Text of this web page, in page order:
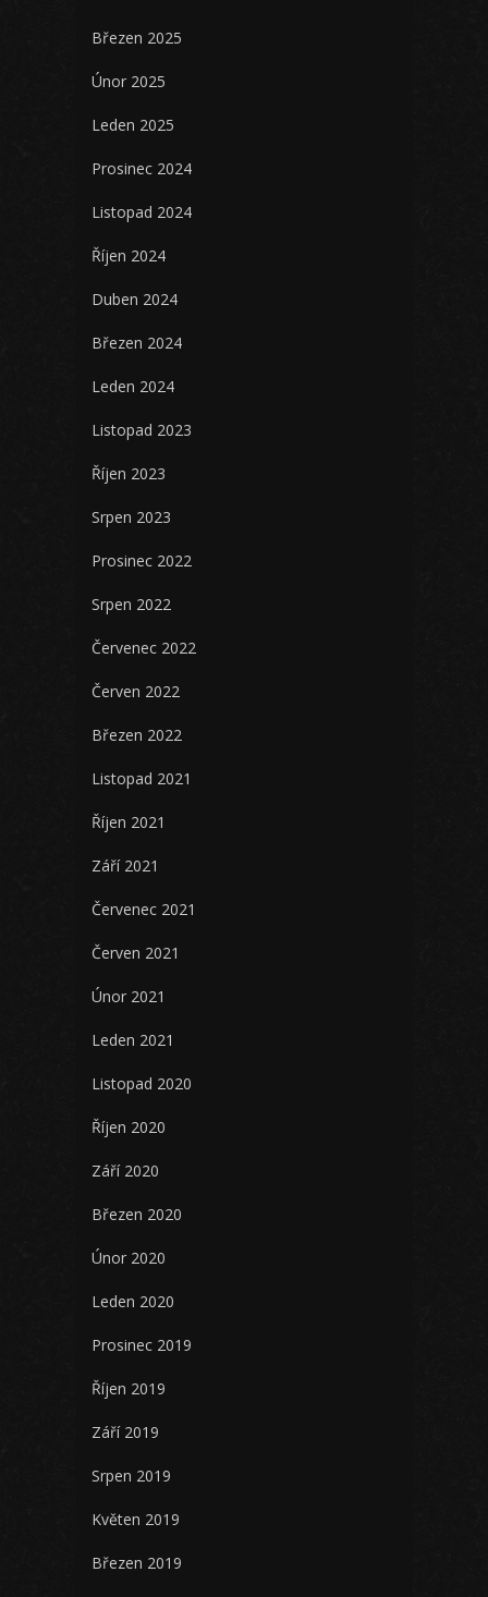
Březen 2025
Únor 2025
Leden 2025
Prosinec 2024
Listopad 2024
Říjen 2024
Duben 2024
Březen 2024
Leden 2024
Listopad 2023
Říjen 2023
Srpen 2023
Prosinec 2022
Srpen 2022
Červenec 2022
Červen 2022
Březen 2022
Listopad 2021
Říjen 2021
Září 2021
Červenec 2021
Červen 2021
Únor 2021
Leden 2021
Listopad 2020
Říjen 2020
Září 2020
Březen 2020
Únor 2020
Leden 2020
Prosinec 2019
Říjen 2019
Září 2019
Srpen 2019
Květen 2019
Březen 2019